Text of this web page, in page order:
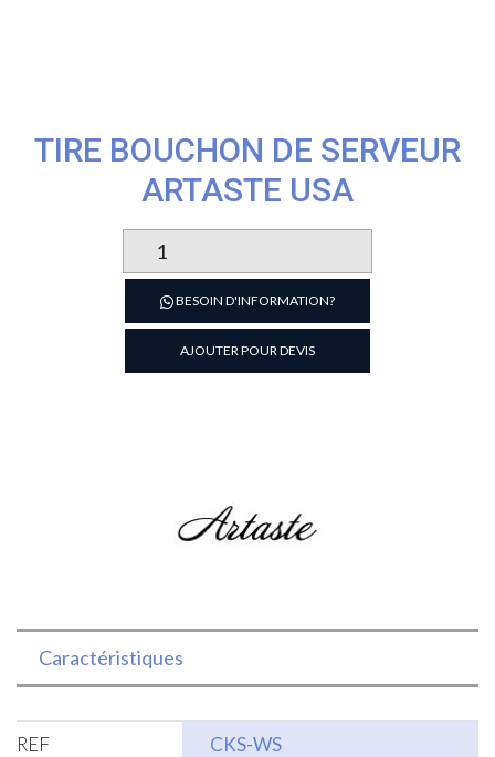
TIRE BOUCHON DE SERVEUR
ARTASTE USA
de
TIRE
BOUCHON
DE
SERVEUR
BESOIN D'INFORMATION?
AJOUTER POUR DEVIS
Caractéristiques
REF CKS-WS